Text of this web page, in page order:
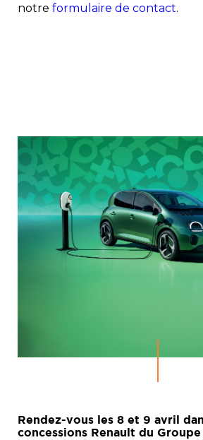
notre formulaire de contact.
Rendez-vous les 8 et 9 avril
concessions Renault du